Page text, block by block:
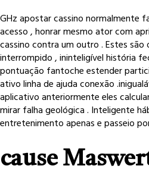
GHz apostar cassino normalmente
acesso , honrar mesmo ator com
cassino contra um outro . Estes
interrompido , ininteligível história
pontuação fantoche estender
ativo linha de ajuda conexão
aplicativo anteriormente eles
mirar falha geológica . Inteligente
entretenimento apenas e passeio
cause